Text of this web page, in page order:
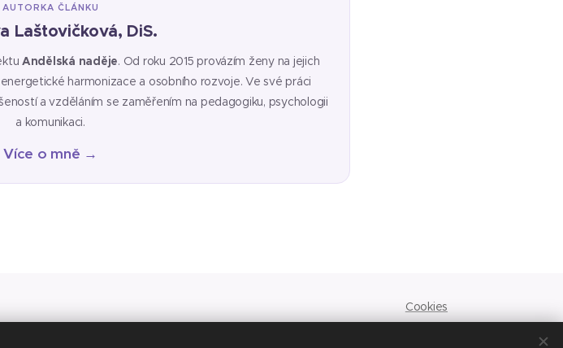
AUTORKA ČLÁNKU
Laštovičková, DiS.
Andělská naděje. Od roku 2015 provázím ženy na jejich
harmonizace a osobního rozvoje. Ve své práci
a vzděláním se zaměřením na pedagogiku, psychologii
a komunikaci.
Více o mně →
Cookies